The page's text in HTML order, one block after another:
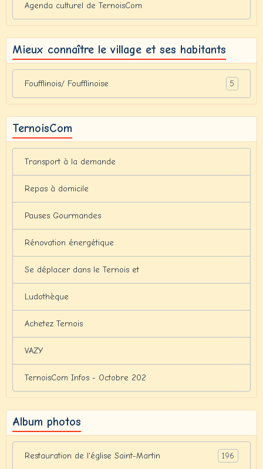
Agenda culturel de TernoisCom
Mieux connaître le village et ses habitants
Foufflinois/ Foufflinoise 5
TernoisCom
Transport à la demande
Repas à domicile
Pauses Gourmandes
Rénovation énergétique
Se déplacer dans le Ternois et
Ludothèque
Achetez Ternois
VAZY
TernoisCom Infos - Octobre 202
Album photos
Restauration de l'église Saint-Martin 196